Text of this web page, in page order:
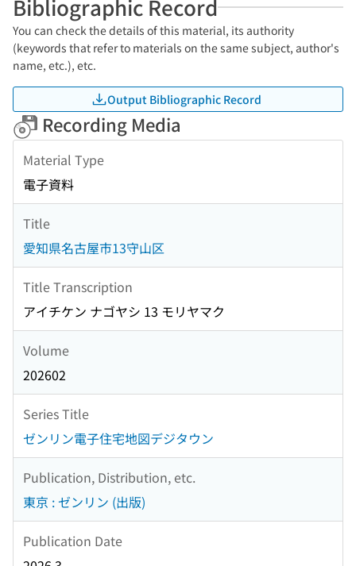
Bibliographic Record
You can check the details of this material, its authority
(keywords that refer to materials on the same subject, author's
name, etc.), etc.
Output Bibliographic Record
Recording Media
Material Type
電子資料
Title
愛知県名古屋市13守山区
Title Transcription
アイチケン ナゴヤシ 13 モリヤマク
Volume
202602
Series Title
ゼンリン電子住宅地図デジタウン
Publication, Distribution, etc.
東京 : ゼンリン (出版)
Publication Date